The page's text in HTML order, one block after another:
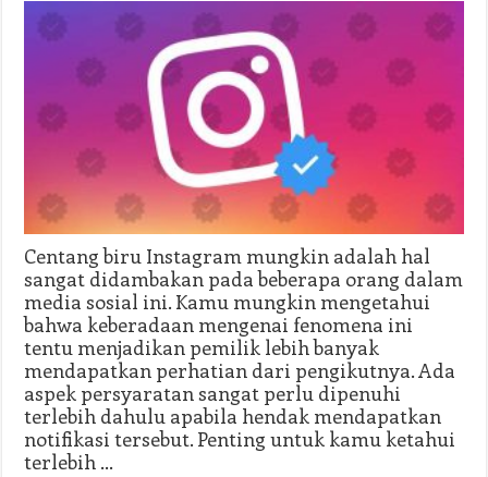
Centang biru Instagram mungkin adalah hal
sangat didambakan pada beberapa orang dalam
media sosial ini. Kamu mungkin mengetahui
bahwa keberadaan mengenai fenomena ini
tentu menjadikan pemilik lebih banyak
mendapatkan perhatian dari pengikutnya. Ada
aspek persyaratan sangat perlu dipenuhi
terlebih dahulu apabila hendak mendapatkan
notifikasi tersebut. Penting untuk kamu ketahui
terlebih …